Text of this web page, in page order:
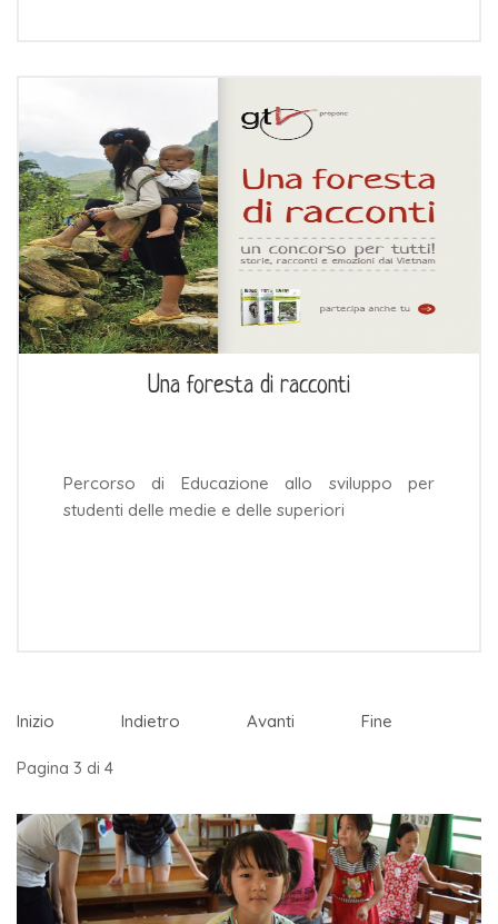
Una foresta di racconti
Percorso di Educazione allo sviluppo per
studenti delle medie e delle superiori
Inizio Indietro Avanti Fine
Pagina 3 di 4